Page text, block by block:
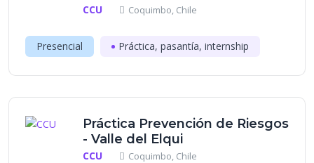
CCU Coquimbo, Chile
Presencial Práctica, pasantía, internship
Práctica Prevención de Riesgos
- Valle del Elqui
CCU Coquimbo, Chile